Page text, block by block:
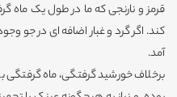
قرمز و نارنجی که ما در طول یک ماه
کند. اگر گرد و غبار اضافه ای در جو
آمد.
برخلاف خورشید گرفتگی، ماه گرفتگی